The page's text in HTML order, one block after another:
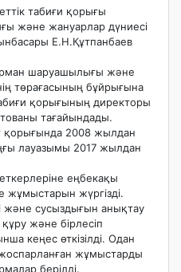
табиғи қорығы
және жануарлар дүниесі
Е.Н.Құтпанбаев
шаруашылығы және
төрағасының бұйрығына
қорығының директоры
тағайындады.
қорығында 2008 жылдан
лауазымы 2017 жылдан
еңбекақы
жұмыстарын жүргізді.
және сусыздығын анықтау
және бірлесіп
кеңес өткізілді. Одан
жұмыстарды
берілді.